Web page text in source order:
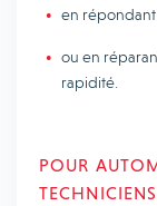
en répondant
ou en
rapidité.
POUR
TECHNICIENS